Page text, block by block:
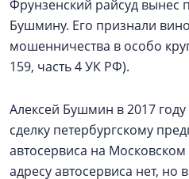
Фрунзенский райсуд вынес
Бушмину. Его признали
мошенничества в особо
159, часть 4 УК РФ).
Алексей Бушмин в 2017
сделку петербургскому
автосервиса на
адресу автосервиса нет, но